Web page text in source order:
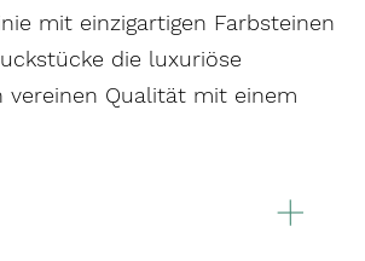
mit einzigartigen Farbsteinen
die luxuriöse
vereinen Qualität mit einem